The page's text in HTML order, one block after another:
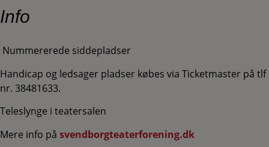
Info
Nummererede siddepladser
Handicap og ledsager pladser købes via Ticketmaster på tlf
nr. 38481633.
Teleslynge i teatersalen
Mere info på svendborgteaterforening.dk